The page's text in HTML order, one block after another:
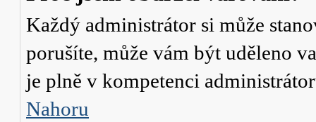
Každý administrátor si může
porušíte, může vám být uděleno
je plně v kompetenci
Nahoru